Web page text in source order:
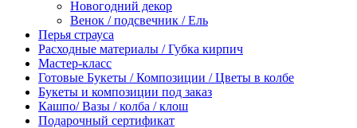
Новогодний декор
Венок / подсвечник / Ель
Перья страуса
Расходные материалы / Губка кирпич
Мастер-класс
Готовые Букеты / Композиции / Цветы в колбе
Букеты и композиции под заказ
Кашпо/ Вазы / колба / клош
Подарочный сертификат